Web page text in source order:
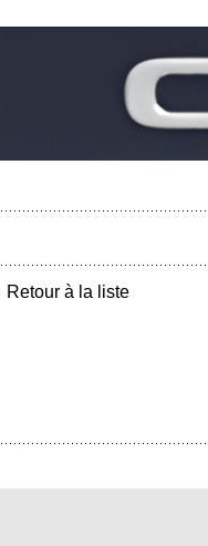
Retour à la liste